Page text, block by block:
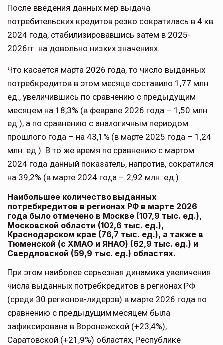
После введения данных мер выдача
потребительских кредитов резко сократилась в 4 кв.
2024 года, стабилизировавшись затем в 2025-
2026гг. на довольно низких значениях.
Что касается марта 2026 года, то число выданных
потребкредитов в этом месяце составило 1,77 млн.
ед., увеличившись по сравнению с предыдущим
месяцем на 18,3% (в феврале 2026 года – 1,50 млн.
ед.), а по сравнению с аналогичным периодом
прошлого года – на 43,1% (в марте 2025 года – 1,24
млн. ед.). В то же время по сравнению с мартом
2024 года данный показатель, напротив, сократился
на 39,2% (в марте 2024 года – 2,92 млн. ед.)
Наибольшее количество выданных
потребкредитов в регионах РФ в марте 2026
года было отмечено в Москве (107,9 тыс. ед.),
Московской области (102,6 тыс. ед.),
Краснодарском крае (76,7 тыс. ед.), а также в
Тюменской (с ХМАО и ЯНАО) (62,9 тыс. ед.) и
Свердловской (59,9 тыс. ед.) областях.
При этом наиболее серьезная динамика увеличения
числа выданных потребкредитов в регионах РФ
(среди 30 регионов-лидеров) в марте 2026 года по
сравнению с предыдущим месяцем была
зафиксирована в Воронежской (+23,4%),
Саратовской (+21,9%) областях, Республике